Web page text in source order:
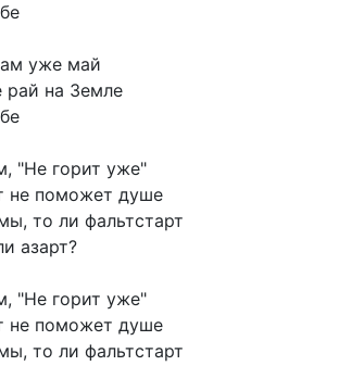
уже май
рай на Земле
"Не горит уже"
не поможет душе
то ли фальтстарт
азарт?
"Не горит уже"
не поможет душе
то ли фальтстарт